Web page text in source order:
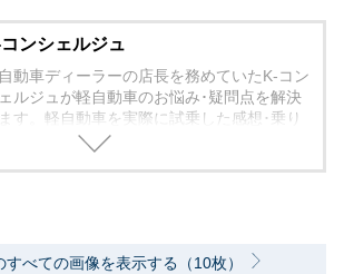
ンシェルジュ
動車ディーラーの店長を務めていたK-コン
ルジュが軽自動車のお悩み･疑問点を解決
す。軽自動車を実際に試乗した感想･乗り
地から欠点まで包み隠さず紹介していきま
すべての画像を表示する（10枚）